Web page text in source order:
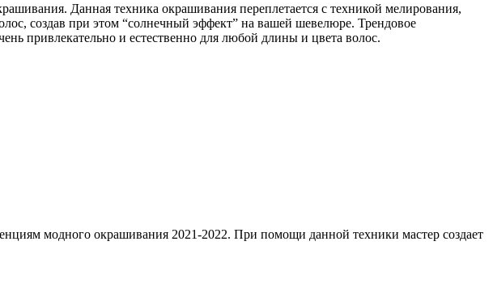
Данная техника окрашивания переплетается с техникой мелирования,
создав при этом “солнечный эффект” на вашей шевелюре. Трендовое
привлекательно и естественно для любой длины и цвета волос.
модного окрашивания 2021-2022. При помощи данной техники мастер создает